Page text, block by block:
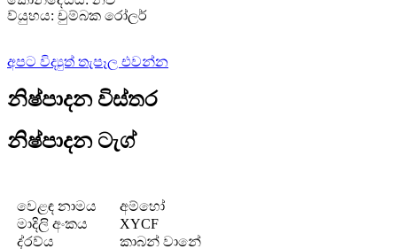
ව්යුහය: චුම්බක රෝලර්
අපට විද්‍යුත් තැපෑල එවන්න
නිෂ්පාදන විස්තර
නිෂ්පාදන ටැග්
වෙළඳ නාමය
අම්හෝ
මාදිලි අංකය
XYCF
ද්රව්ය
කාබන් වානේ